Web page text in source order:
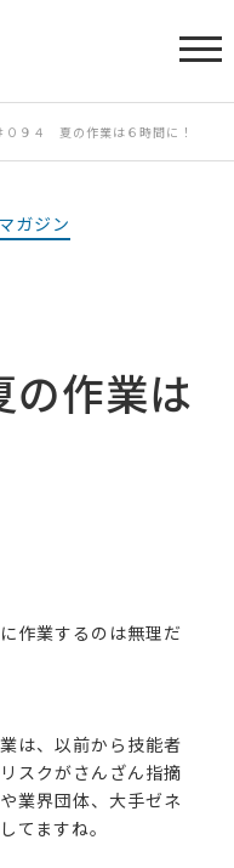
０９４ 夏の作業は６時間に！
ガジン
作業は
作業するのは無理だ
は、以前から技能者
スクがさんざん指摘
業界団体、大手ゼネ
てますね。